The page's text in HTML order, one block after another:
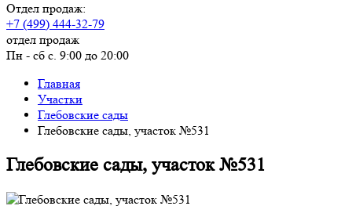
Отдел продаж:
+7 (499) 444-32-79
отдел продаж
Пн - сб с. 9:00 до 20:00
Главная
Участки
Глебовские сады
Глебовские сады, участок №531
Глебовские сады, участок №531